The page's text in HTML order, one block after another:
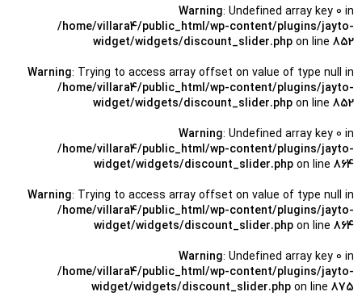
Warning: Undefined array key 0 in
/home/villara4/public_html/wp-content/plugins/jayto-
widget/widgets/discount_slider.php on line 852
Warning: Trying to access array offset on value of type null in
/home/villara4/public_html/wp-content/plugins/jayto-
widget/widgets/discount_slider.php on line 852
Warning: Undefined array key 0 in
/home/villara4/public_html/wp-content/plugins/jayto-
widget/widgets/discount_slider.php on line 864
Warning: Trying to access array offset on value of type null in
/home/villara4/public_html/wp-content/plugins/jayto-
widget/widgets/discount_slider.php on line 864
Warning: Undefined array key 0 in
/home/villara4/public_html/wp-content/plugins/jayto-
widget/widgets/discount_slider.php on line 875